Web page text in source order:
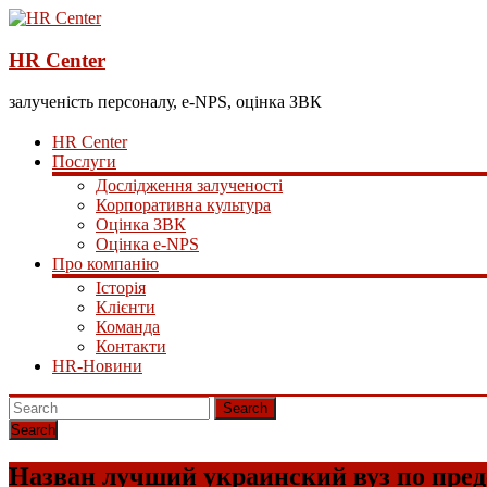
HR Center
залученість персоналу, e-NPS, оцінка ЗВК
HR Center
Послуги
Дослідження залученості
Корпоративна культура
Оцінка ЗВК
Оцінка e-NPS
Про компанію
Історія
Клієнти
Команда
Контакти
HR-Новини
Search
Назван лучший украинский вуз по